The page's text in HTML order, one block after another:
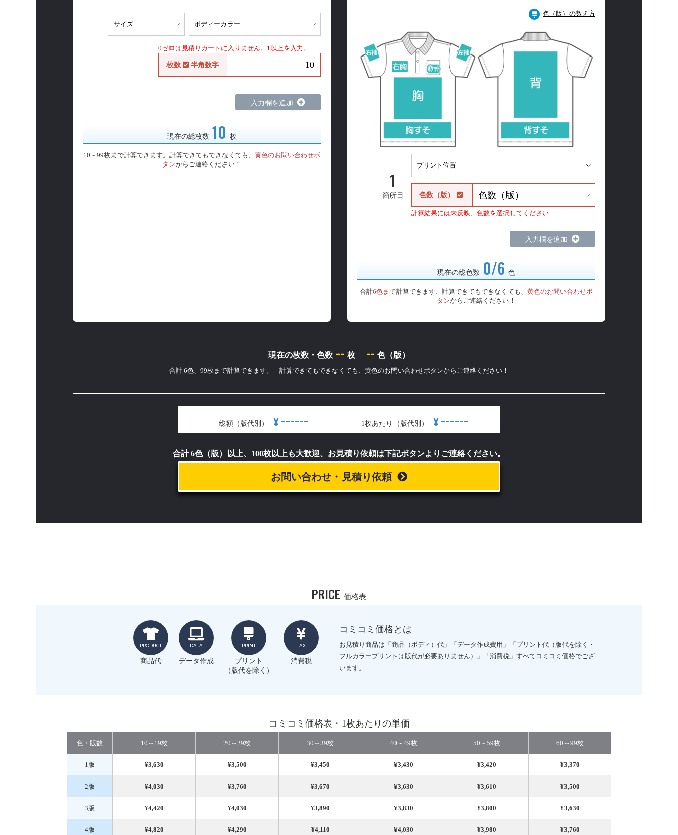
0ゼロは見積りカートに入りません。1以上を入力。
枚数 半角数字
入力欄を追加
現在の総枚数 10 枚
10～99枚まで計算できます。計算できてもできなくても、黄色のお問い合わせボ
タンからご連絡ください！
色（版）の数え方
1
箇所目 色数（版）
計算結果には未反映、色数を選択してください
入力欄を追加
現在の総色数 0/6 色
合計6色まで計算できます、計算できてもできなくても、 黄色のお問い合わせボ
タンからご連絡ください！
現在の枚数・色数 -- 枚 -- 色（版）
合計 6色、99枚まで計算できます。 計算できてもできなくても、黄色のお問い合わせボタンからご連絡ください！
総額（版代別） ¥ ------ 1枚あたり（版代別） ¥------
合計 6色（版）以上、100枚以上も大歓迎、お見積り依頼は下記ボタンよりご連絡ください。
お問い合わせ・見積り依頼
PRICE 価格表
PRODUCT
商品代
DATA
データ作成
PRINT
プリント
（版代を除く）
TAX
消費税
コミコミ価格とは
お見積り商品は「商品（ボディ）代」「データ作成費用」「プリント代（版代を除く・
フルカラープリントは版代が必要ありません）」「消費税」すべてコミコミ価格でござ
います。
コミコミ価格表・1枚あたりの単価
色・版数 10～19枚 20～29枚 30～39枚 40～49枚 50～59枚 60～99枚
1版 ¥3,630 ¥3,500 ¥3,450 ¥3,430 ¥3,420 ¥3,370
2版 ¥4,030 ¥3,760 ¥3,670 ¥3,630 ¥3,610 ¥3,500
3版 ¥4,420 ¥4,030 ¥3,890 ¥3,830 ¥3,800 ¥3,630
4版 ¥4,820 ¥4,290 ¥4,110 ¥4,030 ¥3,980 ¥3,760